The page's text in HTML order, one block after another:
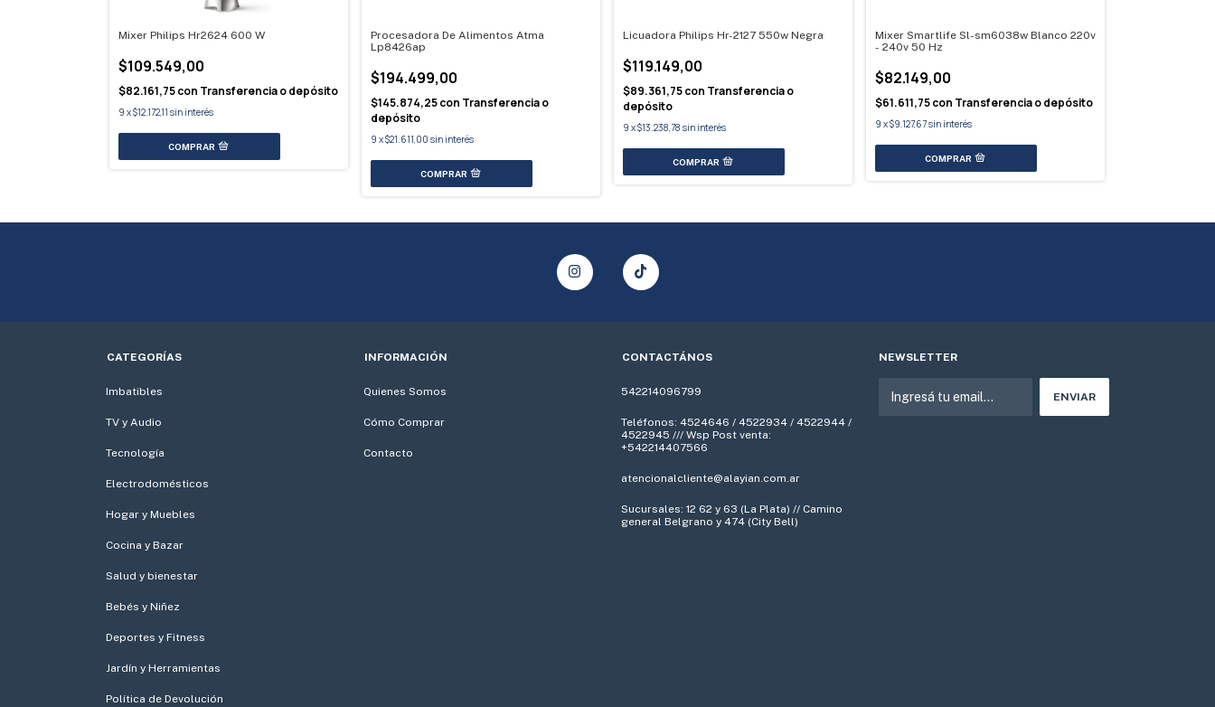
Mixer Philips Hr2624 600 W
$109.549,00
$82.161,75con Transferencia o depósito
9 x$12.172,11 sin interés
Procesadora De Alimentos Atma
Lp8426ap
$194.499,00
$145.874,25con Transferencia o
depósito
9 x$21.611,00 sin interés
Licuadora Philips Hr-2127 550w Negra
$119.149,00
$89.361,75con Transferencia o
depósito
9 x$13.238,78 sin interés
Mixer Smartlife Sl-sm6038w Blanco 220v
- 240v 50 Hz
$82.149,00
$61.611,75con Transferencia o depósito
9 x$9.127,67sin interés
CATEGORÍAS
Imbatibles
TV y Audio
Tecnología
Electrodomésticos
Hogar y Muebles
Cocina y Bazar
Salud y bienestar
Bebés y Niñez
Deportes y Fitness
Jardín y Herramientas
Política de Devolución
INFORMACIÓN
Quienes Somos
Cómo Comprar
Contacto
CONTACTÁNOS
542214096799
Teléfonos: 4524646 / 4522934 / 4522944 /
4522945 /// Wsp Post venta:
+542214407566
atencionalcliente@alayian.com.ar
Sucursales: 12 62 y 63 (La Plata) // Camino
general Belgrano y 474 (City Bell)
NEWSLETTER